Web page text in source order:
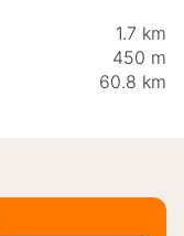
1.7 km
450 m
60.8 km